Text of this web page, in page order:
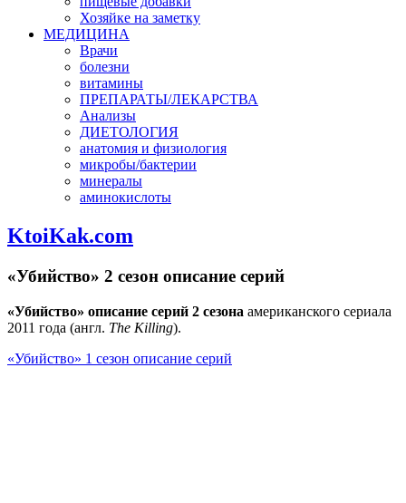
Хозяйке на заметку
МЕДИЦИНА
Врачи
болезни
витамины
ПРЕПАРАТЫ/ЛЕКАРСТВА
Анализы
ДИЕТОЛОГИЯ
анатомия и физиология
микробы/бактерии
минералы
аминокислоты
KtoiKak.com
«Убийство» 2 сезон описание серий
«Убийство» описание серий 2 сезона американского сериала
2011 года (англ. The Killing).
«Убийство» 1 сезон описание серий